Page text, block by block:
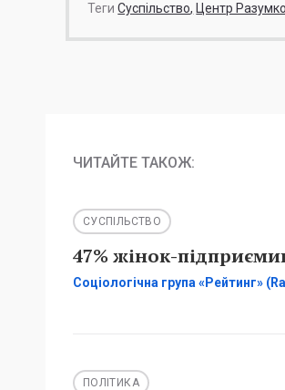
Теги Суспільство Центр
ЧИТАЙТЕ ТАКОЖ:
СУСПІЛЬСТВО
47% жінок-
Соціологічна група «Рейтинг»
ПОЛІТИКА